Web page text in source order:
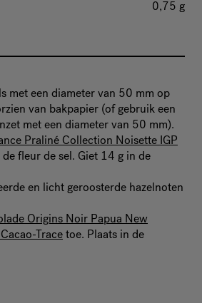
0,75 g
met een diameter van 50 mm op
van bakpapier (of gebruik een
met een diameter van 50 mm).
Praliné Collection Noisette IGP
de fleur de sel. Giet 14 g in de
en licht geroosterde hazelnoten
Origins Noir Papua New
Tracetoe. Plaats in de